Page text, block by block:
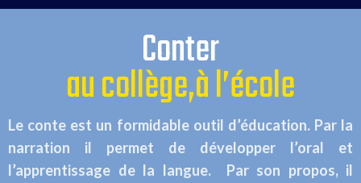
Conter
au collège,à l’école
Le conte est un formidable outil d’éducation. Par la
narration il permet de développer l’oral et
l’apprentissage de la langue. Par son propos, il